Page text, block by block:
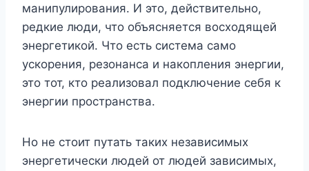
манипулирования. И это, действительно,
редкие люди, что объясняется восходящей
энергетикой. Что есть система само
ускорения, резонанса и накопления энергии,
это тот, кто реализовал подключение себя к
энергии пространства.
Но не стоит путать таких независимых
энергетически людей от людей зависимых,